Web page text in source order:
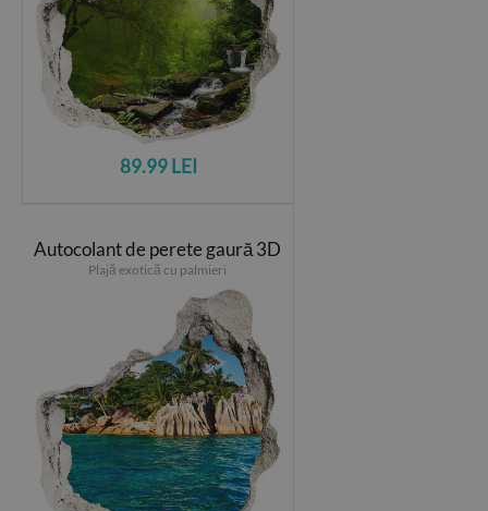
89.99 LEI
Autocolant de perete gaură 3D
Plajă exotică cu palmieri